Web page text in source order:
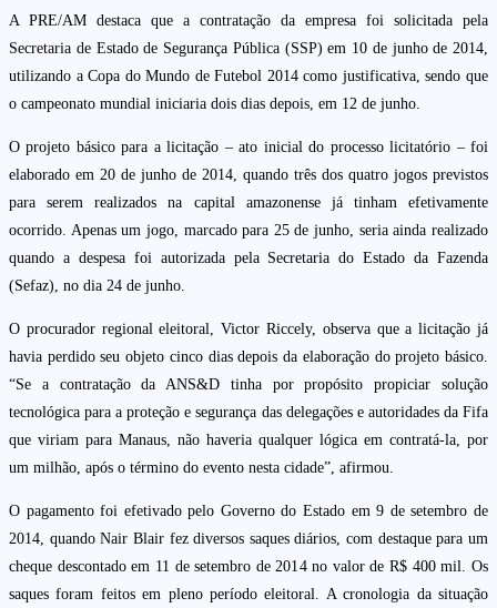
A PRE/AM destaca que a contratação da empresa foi solicitada pela
Secretaria de Estado de Segurança Pública (SSP) em 10 de junho de 2014,
utilizando a Copa do Mundo de Futebol 2014 como justificativa, sendo que
o campeonato mundial iniciaria dois dias depois, em 12 de junho.
O projeto básico para a licitação – ato inicial do processo licitatório – foi
elaborado em 20 de junho de 2014, quando três dos quatro jogos previstos
para serem realizados na capital amazonense já tinham efetivamente
ocorrido. Apenas um jogo, marcado para 25 de junho, seria ainda realizado
quando a despesa foi autorizada pela Secretaria do Estado da Fazenda
(Sefaz), no dia 24 de junho.
O procurador regional eleitoral, Victor Riccely, observa que a licitação já
havia perdido seu objeto cinco dias depois da elaboração do projeto básico.
“Se a contratação da ANS&D tinha por propósito propiciar solução
tecnológica para a proteção e segurança das delegações e autoridades da Fifa
que viriam para Manaus, não haveria qualquer lógica em contratá-la, por
um milhão, após o término do evento nesta cidade”, afirmou.
O pagamento foi efetivado pelo Governo do Estado em 9 de setembro de
2014, quando Nair Blair fez diversos saques diários, com destaque para um
cheque descontado em 11 de setembro de 2014 no valor de R$ 400 mil. Os
saques foram feitos em pleno período eleitoral. A cronologia da situação